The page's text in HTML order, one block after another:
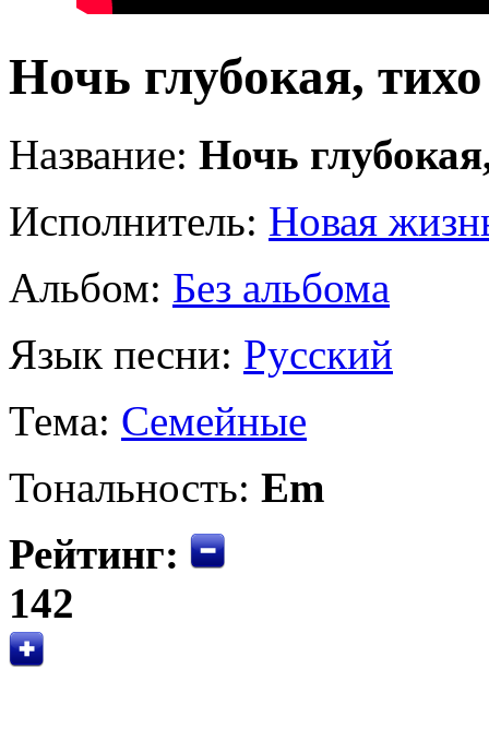
Ночь глубокая,
Название: Ночь
Исполнитель: Новая
Альбом: Без альбома
Язык песни: Русский
Тема: Семейные
Тональность: Em
Рейтинг:
142